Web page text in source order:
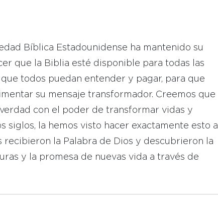
Bíblica Estadounidense ha mantenido su
que la Biblia esté disponible para todas las
todos puedan entender y pagar, para que
su mensaje transformador. Creemos que
con el poder de transformar vidas y
siglos, la hemos visto hacer exactamente esto a
recibieron la Palabra de Dios y descubrieron la
y la promesa de nuevas vida a través de